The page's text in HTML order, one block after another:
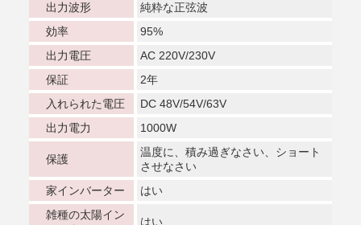
出力波形
純粋な正弦波
効率
95%
出力電圧
AC 220V/230V
保証
2年
入れられた電圧
DC 48V/54V/63V
出力電力
1000W
保護
温度に、積み過ぎなさい、ショート
させなさい
家インバーター
はい
雑種の太陽イン
はい